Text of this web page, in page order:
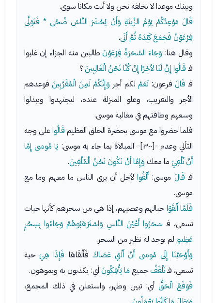
وبينك موعدا لا نخلفه نحن ولا أنت مكانا سوى.
قَالَ مَوْعِدُكُمْ يَوْمُ الزِّينَةِ وَأَنْ يُحْشَرَ النَّاسُ ضُحًى * فَتَوَلَّى
فِرْعَوْنُ فَجَمَعَ كَيْدَهُ ثُمَّ أَتَى.
وقال هنا: وَجَاءَ السَّحَرَةُ فِرْعَوْنَطالبين منه الجزاء إن غلبوا
فـ قَالُوا إِنَّ لَنَا لأجْرًا إِنْ كُنَّا نَحْنُ الْغَالِبِينَ؟
فـ قَالَ فرعون:نَعَمْ لكم أجر وَإِنَّكُمْ لَمِنَ الْمُقَرَّبِينَفوعدهم
الأجر والتقريب، وعلو المنزلة عنده، ليجتهدوا ويبذلوا
وسعهم وطاقتهم في مغالبة موسى.
فلما حضروا مع موسى بحضرة الخلق العظيم قَالُواعلى وجه
التألي وعدم -[٣٠٠]- المبالاة بما جاء به موسى:
يَا مُوسَى إِمَّا
أَنْ تُلْقِيَ ما معك وَإِمَّا أَنْ نَكُونَ نَحْنُ الْمُلْقِينَ.
فـ قَالَ موسى:أَلْقُوا لأجل أن يرى الناس ما معهم وما مع
موسى.
فَلَمَّا أَلْقَوْا حبالهم وعصيهم، إذا هي من سحرهم كأنها حيات
تسعى، فـ سَحَرُوا أَعْيُنَ النَّاسِ وَاسْتَرْهَبُوهُمْ وَجَاءُوا بِسِحْرٍ
عَظِيمٍ لم يوجد له نظير من السحر.
وَأَوْحَيْنَا إِلَى مُوسَى أَنْ أَلْقِ عَصَاكَ فَأَلْقَاهَا فَإِذَا هِيَحية
تسعى، فـتَلْقَفُجميع مَا يَأْفِكُونَأي: يكذبون به ويموهون.
فَوَقَعَ الْحَقُّ أي: تبين وظهر، واستعلن في ذلك المجمع،